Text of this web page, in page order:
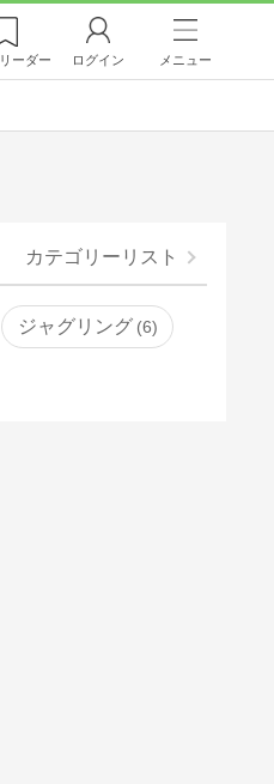
リーダー ログイン メニュー
カテゴリーリスト
ジャグリング 6